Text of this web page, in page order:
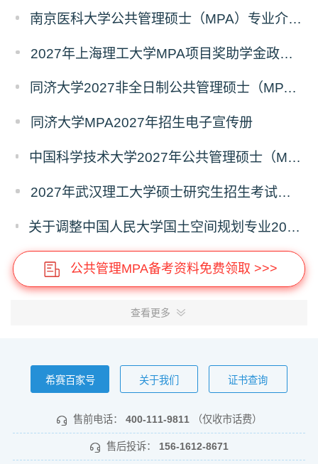
南京医科大学公共管理硕士（MPA）专业介绍（2027年）
2027年上海理工大学MPA项目奖助学金政策发布
同济大学2027非全日制公共管理硕士（MPA）奖学金方案
同济大学MPA2027年招生电子宣传册
中国科学技术大学2027年公共管理硕士（MPA）专业学位研究生招生通知
2027年武汉理工大学硕士研究生招生考试考试大纲
关于调整中国人民大学国土空间规划专业2027年全国硕士研究生招生考试初试科目的公告
公共管理MPA备考资料免费领取 >>>
查看更多
希赛百家号 关于我们 证书查询
售前电话： 400-111-9811 （仅收市话费）
售后投诉： 156-1612-8671